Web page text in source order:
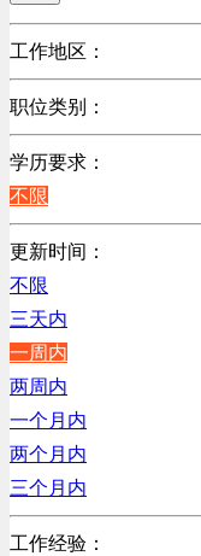
工作地区：
不限
职位类别：
不限
机械制造/仪器仪表类
计算机硬件类
销售管理类
计算机软件类
贸易/物流/仓储/采购类
客服及凯发娱乐网址的
高级管理类
电子/电器/半导体类
电力电气/能源/自动化
程序/语言开发类
行政/后勤/文秘类
销售类
学历要求：
不限
更新时间：
不限
三天内
一周内
两周内
一个月内
两个月内
三个月内
工作经验：